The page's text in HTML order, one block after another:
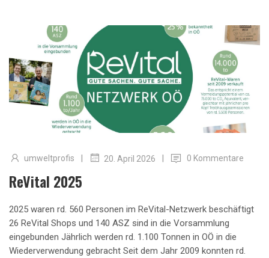
umweltprofis | 20. April 2026 | 0 Kommentare
ReVital 2025
2025 waren rd. 560 Personen im ReVital-Netzwerk beschäftigt
26 ReVital Shops und 140 ASZ sind in die Vorsammlung
eingebunden Jährlich werden rd. 1.100 Tonnen in OÖ in die
Wiederverwendung gebracht Seit dem Jahr 2009 konnten rd.